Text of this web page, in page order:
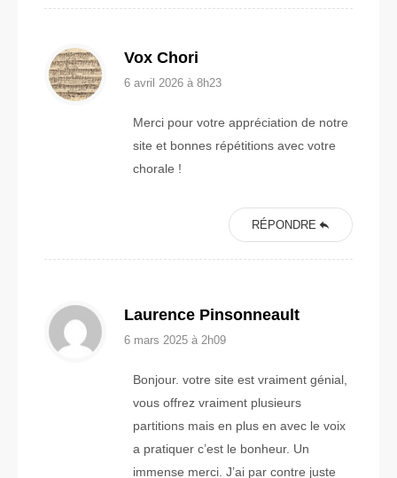
Vox Chori
6 avril 2026 à 8h23
Merci pour votre appréciation de notre
site et bonnes répétitions avec votre
chorale !
RÉPONDRE
Laurence Pinsonneault
6 mars 2025 à 2h09
Bonjour. votre site est vraiment génial,
vous offrez vraiment plusieurs
partitions mais en plus en avec le voix
a pratiquer c’est le bonheur. Un
immense merci. J’ai par contre juste